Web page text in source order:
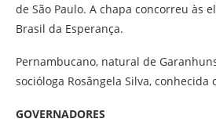
de São Paulo. A chapa concorreu às
Brasil da Esperança.
Pernambucano, natural de
socióloga Rosângela Silva, conhecida
GOVERNADORES